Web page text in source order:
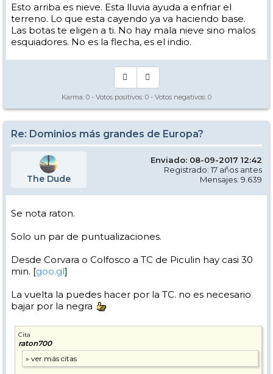
SL2, ratón.
Esto arriba es nieve. Esta lluvia ayuda a enfriar el
terreno. Lo que esta cayendo ya va haciendo base.
Las botas te eligen a ti. No hay mala nieve sino malos
esquiadores. No es la flecha, es el indio.
Karma: 0 - Votos positivos: 0 - Votos negativos: 0
Re: Dominios más grandes de Europa?
The Dude
Enviado: 08-09-2017 12:42
Registrado: 17 años antes
Mensajes: 9.639
Se nota raton.
Solo un par de puntualizaciones.
Desde Corvara o Colfosco a TC de Piculin hay casi 30
min. [goo.gl]
La vuelta la puedes hacer por la TC. no es necesario
bajar por la negra
Cita
raton700